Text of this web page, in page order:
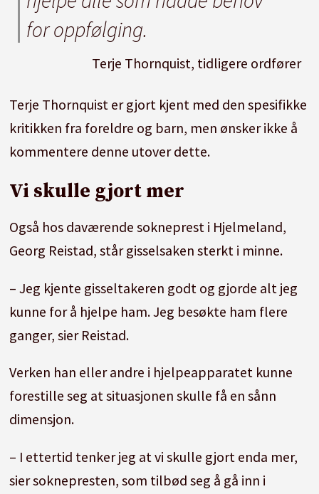
for oppfølging.
Terje Thornquist, tidligere ordfører
Terje Thornquist er gjort kjent med den spesifikke
kritikken fra foreldre og barn, men ønsker ikke å
kommentere denne utover dette.
Vi skulle gjort mer
Også hos daværende sokneprest i Hjelmeland,
Georg Reistad, står gisselsaken sterkt i minne.
– Jeg kjente gisseltakeren godt og gjorde alt jeg
kunne for å hjelpe ham. Jeg besøkte ham flere
ganger, sier Reistad.
Verken han eller andre i hjelpeapparatet kunne
forestille seg at situasjonen skulle få en sånn
dimensjon.
– I ettertid tenker jeg at vi skulle gjort enda mer,
sier soknepresten, som tilbød seg å gå inn i